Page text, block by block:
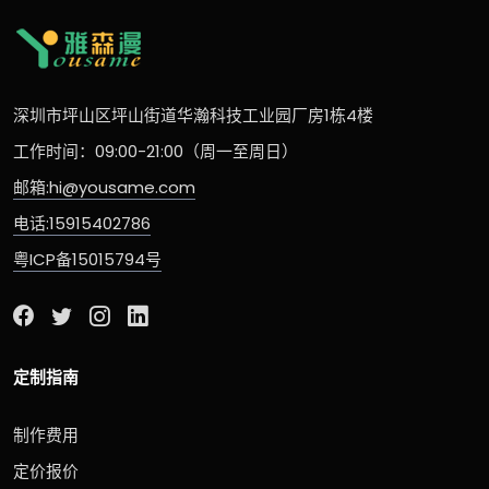
深圳市坪山区坪山街道华瀚科技工业园厂房1栋4楼
工作时间：09:00-21:00（周一至周日）
邮箱:hi@yousame.com
电话:15915402786
粤ICP备15015794号
定制指南
制作费用
定价报价